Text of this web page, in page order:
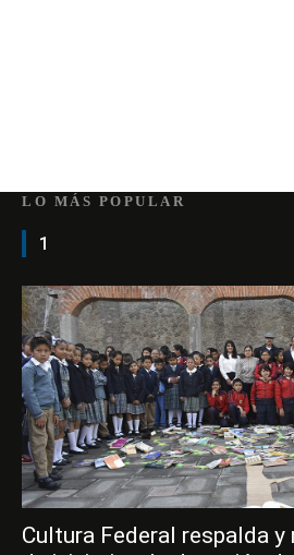
LO MÁS POPULAR
1
Cultura Federal respalda